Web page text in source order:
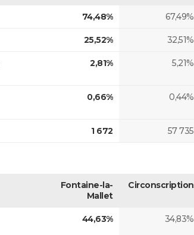
74,48% 67,49%
25,52% 32,51%
2,81% 5,21%
0,66% 0,44%
1 672 57 735
Fontaine-la-
Mallet
Circonscription
44,63% 34,83%